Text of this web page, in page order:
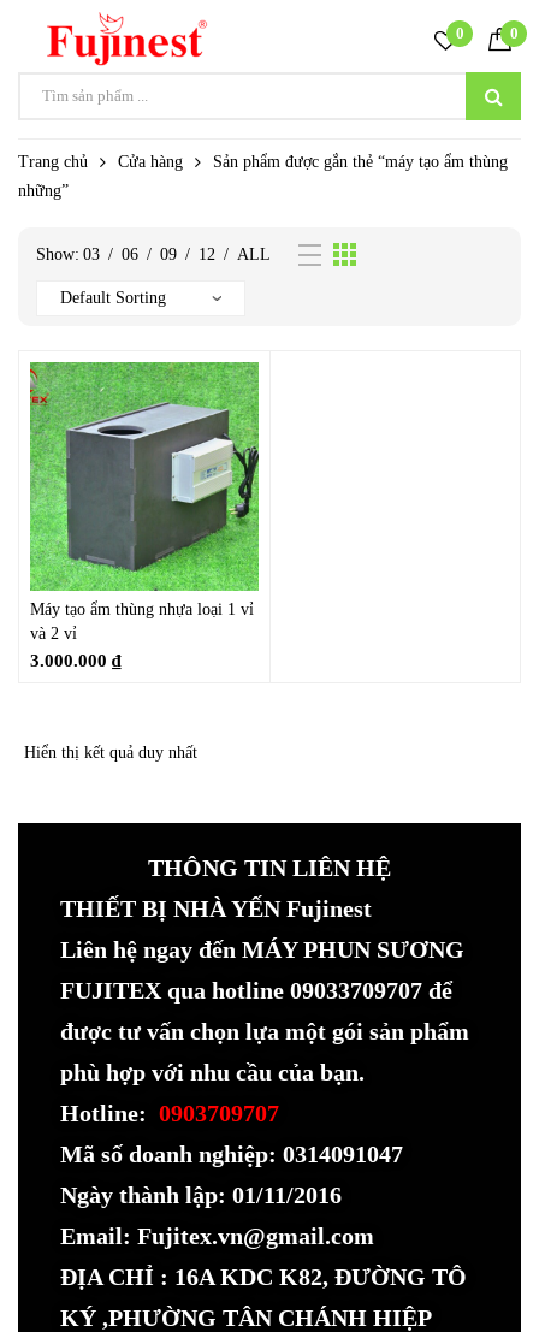
0 0
Trang chủ Cửa hàng
Sản phẩm được gắn thẻ “máy tạo ẩm thùng
những”
Show: 03 / 06 / 09 / 12 / ALL
Máy tạo ẩm thùng nhựa loại 1 vỉ
và 2 vỉ
3.000.000 ₫
Hiển thị kết quả duy nhất
THÔNG TIN LIÊN HỆ
THIẾT BỊ NHÀ YẾN Fujinest
Liên hệ ngay đến MÁY PHUN SƯƠNG
FUJITEX qua hotline 09033709707 để
được tư vấn chọn lựa một gói sản phẩm
phù hợp với nhu cầu của bạn.
Hotline: 0903709707
Mã số doanh nghiệp: 0314091047
Ngày thành lập: 01/11/2016
Email: Fujitex.vn@gmail.com
ĐỊA CHỈ : 16A KDC K82, ĐƯỜNG TÔ
KÝ ,PHƯỜNG TÂN CHÁNH HIỆP